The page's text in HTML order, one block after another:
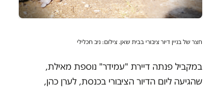
חצר של בניין דיור ציבורי בבית שאן. צילום: ניב חכלילי
במקביל פנתה דיירת "עמידר" נוספת מאילת,
שהגיעה ליום הדיור הציבורי בכנסת, לערן כהן,